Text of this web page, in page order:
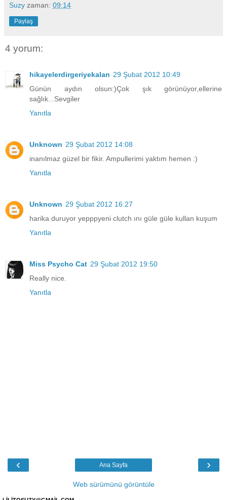
Suzy zaman: 09:14
Paylaş
4 yorum:
hikayelerdirgeriyekalan 29 Şubat 2012 10:49
Günün aydın olsun:)Çok şık görünüyor,ellerine
sağlık...Sevgiler
Yanıtla
Unknown 29 Şubat 2012 14:08
inanılmaz güzel bir fikir. Ampullerimi yaktım hemen :)
Yanıtla
Unknown 29 Şubat 2012 16:27
harika duruyor yepppyeni clutch ını güle güle kullan kuşum
Yanıtla
Miss Psycho Cat 29 Şubat 2012 19:50
Really nice.
Yanıtla
‹ ›
Ana Sayfa
Web sürümünü görüntüle